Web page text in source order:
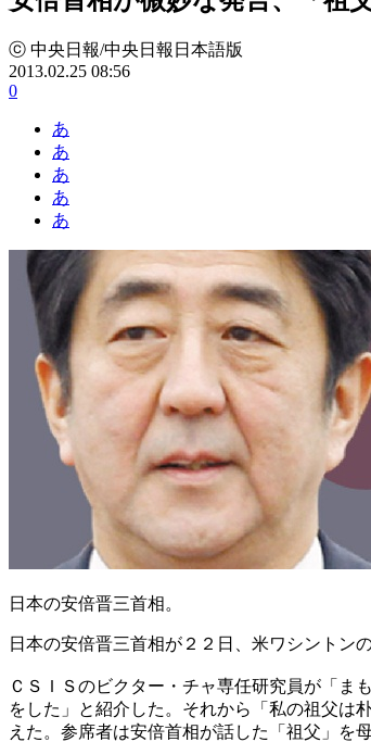
ⓒ 中央日報/中央日報日本語版
2013.02.25 08:56
0
あ
あ
あ
あ
あ
日本の安倍晋三首相。
日本の安倍晋三首相が２２日、米ワシントン
ＣＳＩＳのビクター・チャ専任研究員が「ま
をした」と紹介した。それから「私の祖父は
えた。参席者は安倍首相が話した「祖父」を